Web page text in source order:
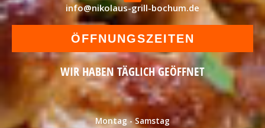
info@nikolaus-grill-bochum.de
ÖFFNUNGSZEITEN
WIR HABEN TÄGLICH GEÖFFNET
Montag - Samstag